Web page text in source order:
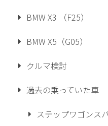
BMW X3 （F25）
BMW X5（G05）
クルマ検討
過去の乗っていた車
ステップワゴンス